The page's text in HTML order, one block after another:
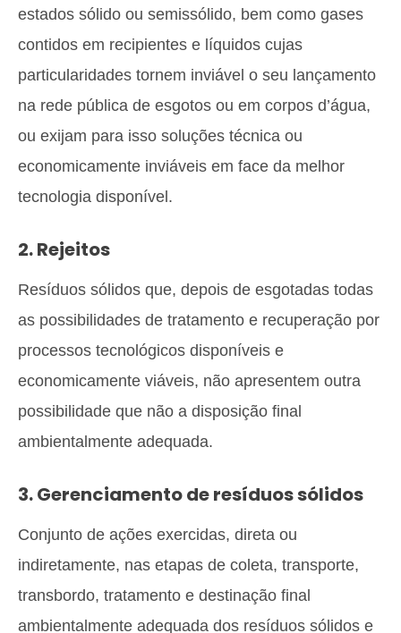
estados sólido ou semissólido, bem como gases
contidos em recipientes e líquidos cujas
particularidades tornem inviável o seu lançamento
na rede pública de esgotos ou em corpos d’água,
ou exijam para isso soluções técnica ou
economicamente inviáveis em face da melhor
tecnologia disponível.
2. Rejeitos
Resíduos sólidos que, depois de esgotadas todas
as possibilidades de tratamento e recuperação por
processos tecnológicos disponíveis e
economicamente viáveis, não apresentem outra
possibilidade que não a disposição final
ambientalmente adequada.
3. Gerenciamento de resíduos sólidos
Conjunto de ações exercidas, direta ou
indiretamente, nas etapas de coleta, transporte,
transbordo, tratamento e destinação final
ambientalmente adequada dos resíduos sólidos e